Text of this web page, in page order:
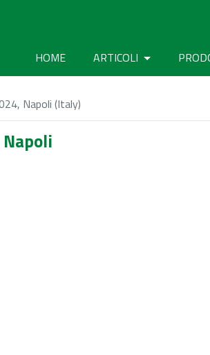
HOME ARTICOLI
Napoli (Italy)